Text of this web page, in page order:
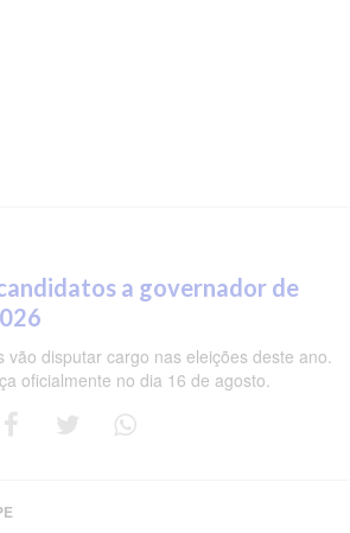
a governador de
vão disputar cargo nas eleições deste ano.
oficialmente no dia 16 de agosto.